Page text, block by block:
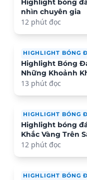
nhìn chuyên gia
12 phút đọc
HIGHLIGHT BÓNG
Highlight Bóng
Những Khoảnh
13 phút đọc
HIGHLIGHT BÓNG
Highlight bóng
Khắc Vàng Trên
12 phút đọc
HIGHLIGHT BÓNG